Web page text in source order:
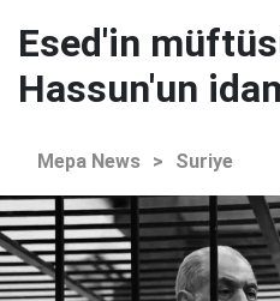
Esed'in
Hassun'un
Mepa News > Suriye